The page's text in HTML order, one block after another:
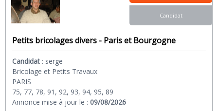
Petits bricolages divers - Paris et Bourgogne
Candidat : serge
Bricolage et Petits Travaux
PARIS
75, 77, 78, 91, 92, 93, 94, 95, 89
Annonce mise à jour le :09/08/2026
Candidat